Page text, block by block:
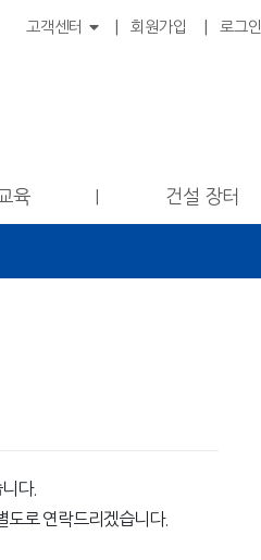
고객센터 회원가입 로그인
육 건설 장터
다.
도로 연락드리겠습니다.